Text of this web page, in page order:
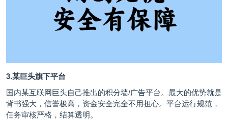
3.某巨头旗下平台
国内某互联网巨头自己推出的积分墙/广告平台。最大的优势就是
背书强大，信誉极高，资金安全完全不用担心。平台运行规范，
任务审核严格，结算透明。